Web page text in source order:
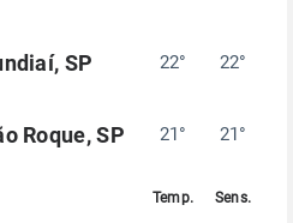
SP 22° 22°
Roque, SP 21° 21°